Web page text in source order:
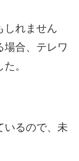
しれません
場合、テレワ
。
いるので、未